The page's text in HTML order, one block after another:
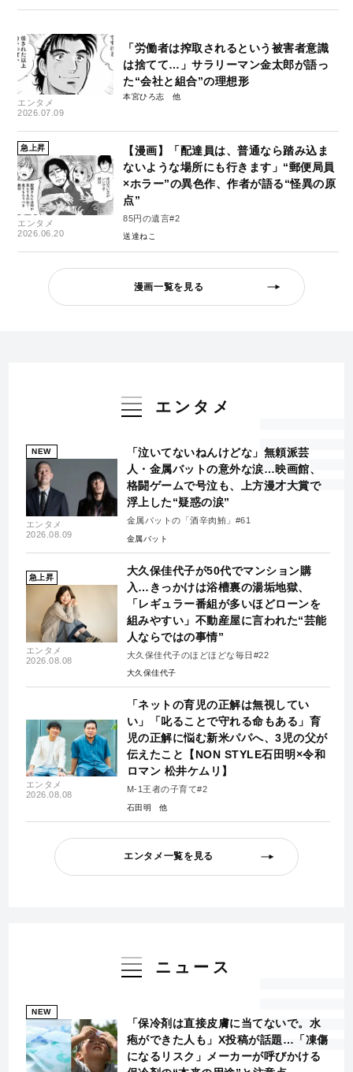
エンタメ
2026.07.09
「労働者は搾取されるという被害者意識
は捨てて…」サラリーマン金太郎が語っ
た“会社と組合”の理想形
本宮ひろ志
急上昇
エンタメ
2026.06.20
【漫画】「配達員は、普通なら踏み込ま
ないような場所にも行きます」“郵便局員
×ホラー”の異色作、作者が語る“怪異の原
点”
85円の遺言#2
送達ねこ
漫画一覧を見る
エンタメ
NEW
エンタメ
2026.08.09
「泣いてないねんけどな」無頼派芸
人・金属バットの意外な涙…映画館、
格闘ゲームで号泣も、上方漫才大賞で
浮上した“疑惑の涙”
金属バットの「酒辛肉鮪」#61
金属バット
急上昇
エンタメ
2026.08.08
大久保佳代子が50代でマンション購
入…きっかけは浴槽裏の湯垢地獄、
「レギュラー番組が多いほどローンを
組みやすい」不動産屋に言われた“芸能
人ならではの事情”
大久保佳代子のほどほどな毎日#22
大久保佳代子
エンタメ
2026.08.08
「ネットの育児の正解は無視してい
い」「叱ることで守れる命もある」育
児の正解に悩む新米パパへ、3児の父が
伝えたこと【NON STYLE石田明×令和
ロマン 松井ケムリ】
M-1王者の子育て#2
石田明
エンタメ一覧を見る
ニュース
NEW
「保冷剤は直接皮膚に当てないで。水
疱ができた人も」X投稿が話題…「凍傷
になるリスク」メーカーが呼びかける